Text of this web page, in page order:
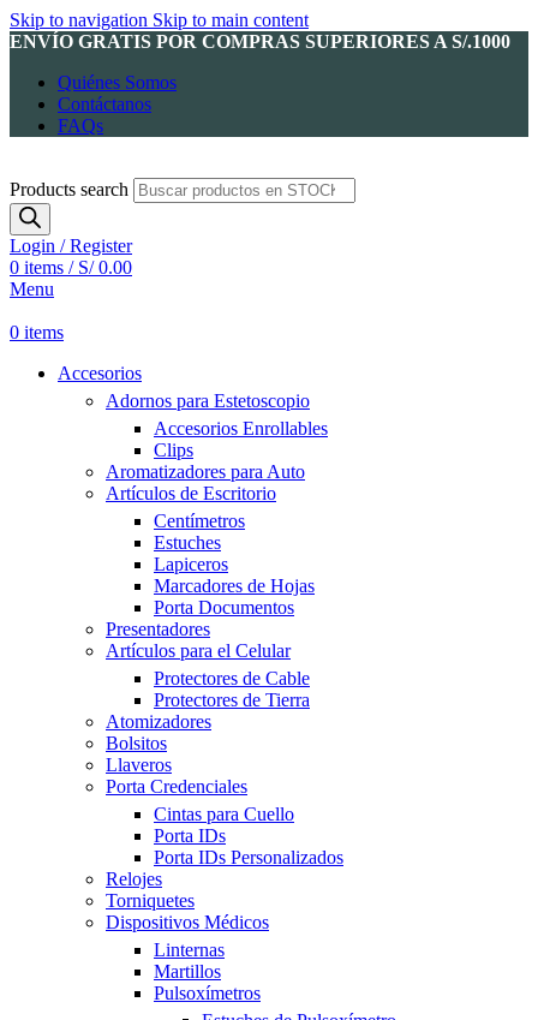
Skip to navigation Skip to main content
ENVÍO GRATIS POR COMPRAS SUPERIORES A S/.1000
Quiénes Somos
Contáctanos
FAQs
Products search
Login / Register
0 items / S/0.00
Menu
0 items
Accesorios
Adornos para Estetoscopio
Accesorios Enrollables
Clips
Aromatizadores para Auto
Artículos de Escritorio
Centímetros
Estuches
Lapiceros
Marcadores de Hojas
Porta Documentos
Presentadores
Artículos para el Celular
Protectores de Cable
Protectores de Tierra
Atomizadores
Bolsitos
Llaveros
Porta Credenciales
Cintas para Cuello
Porta IDs
Porta IDs Personalizados
Relojes
Torniquetes
Dispositivos Médicos
Linternas
Martillos
Pulsoxímetros